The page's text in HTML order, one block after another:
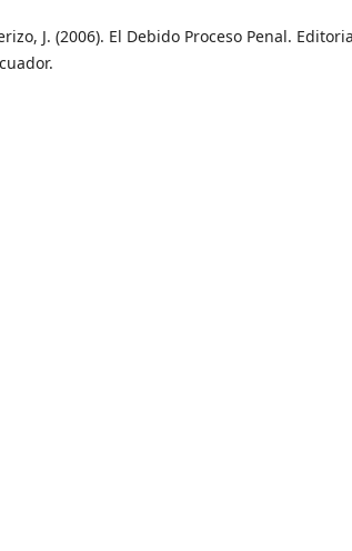
J. (2006). El Debido Proceso Penal.